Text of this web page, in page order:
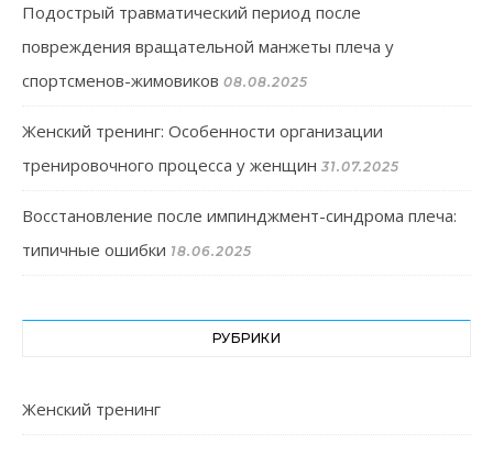
Подострый травматический период после
повреждения вращательной манжеты плеча у
спортсменов-жимовиков 08.08.2025
Женский тренинг: Особенности организации
тренировочного процесса у женщин 31.07.2025
Восстановление после импинджмент-синдрома плеча:
типичные ошибки 18.06.2025
РУБРИКИ
Женский тренинг